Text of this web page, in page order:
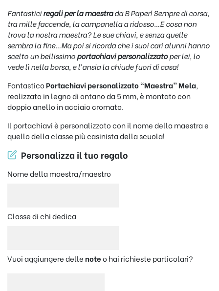
Fantasticiregali per la maestrada B Paper! Sempre di corsa,
tra mille faccende, la campanella a ridosso…E cosa non
trova la nostra maestra? Le sue chiavi, e senza quelle
sembra la fine…Ma poi si ricorda che i suoi cari alunni hanno
scelto un bellissimoportachiavi personalizzatoper lei, lo
vede lì nella borsa, e l’ansia la chiude fuori di casa!
FantasticoPortachiavi personalizzato “Maestra” Mela,
realizzato in legno di ontano da 5 mm, è montato con
doppio anello in acciaio cromato.
Il portachiavi è personalizzato con il nome della maestra e
quello della classe più casinista della scuola!
Personalizza il tuo regalo
Nome della maestra/maestro
Classe di chi dedica
Vuoi aggiungere dellenoteo hai richieste particolari?